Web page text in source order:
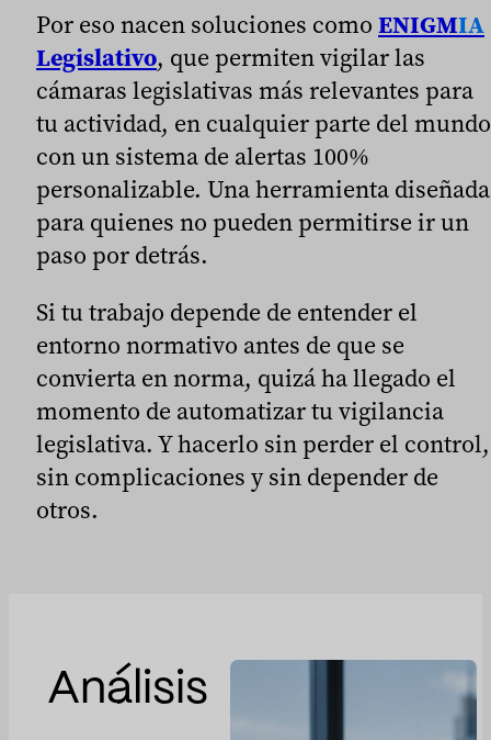
Por eso nacen soluciones como ENIGMIA
Legislativo, que permiten vigilar las
cámaras legislativas más relevantes para
tu actividad, en cualquier parte del
con un sistema de alertas 100%
personalizable. Una herramienta diseñada
para quienes no pueden permitirse ir un
paso por detrás.
Si tu trabajo depende de entender el
entorno normativo antes de que se
convierta en norma, quizá ha llegado el
momento de automatizar tu vigilancia
legislativa. Y hacerlo sin perder el control,
sin complicaciones y sin depender de
otros.
Análisis